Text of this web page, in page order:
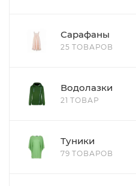
Сарафаны
25 ТОВАРОВ
Водолазки
21 ТОВАР
Туники
79 ТОВАРОВ